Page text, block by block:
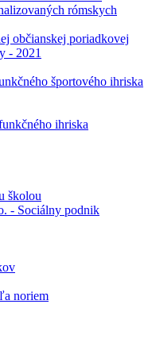
rómskych
občianskej poriadkovej
- 2021
športového ihriska
ihriska
školou
- Sociálny podnik
noriem